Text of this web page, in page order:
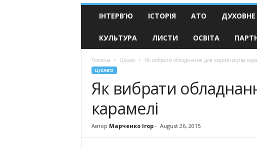
ІНТЕРВ’Ю ІСТОРІЯ АТО ДУХОВНЕ
КУЛЬТУРА ЛИСТИ ОСВІТА
Головна Цікаво Як вибрати обладнання для виробництва
ЦІКАВО
Як вибрати
карамелі
Автор Марченко Ігор- August 26, 2015